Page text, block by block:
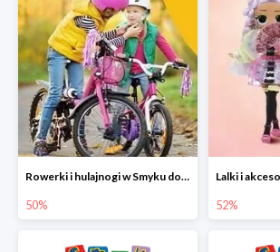
Rowerki i hulajnogi w Smyku do -50%
50% 52%